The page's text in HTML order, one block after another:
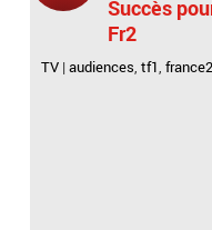
Succès
Fr2
TV |audiences,tf1,